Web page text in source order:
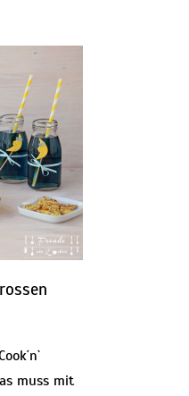
muss mit